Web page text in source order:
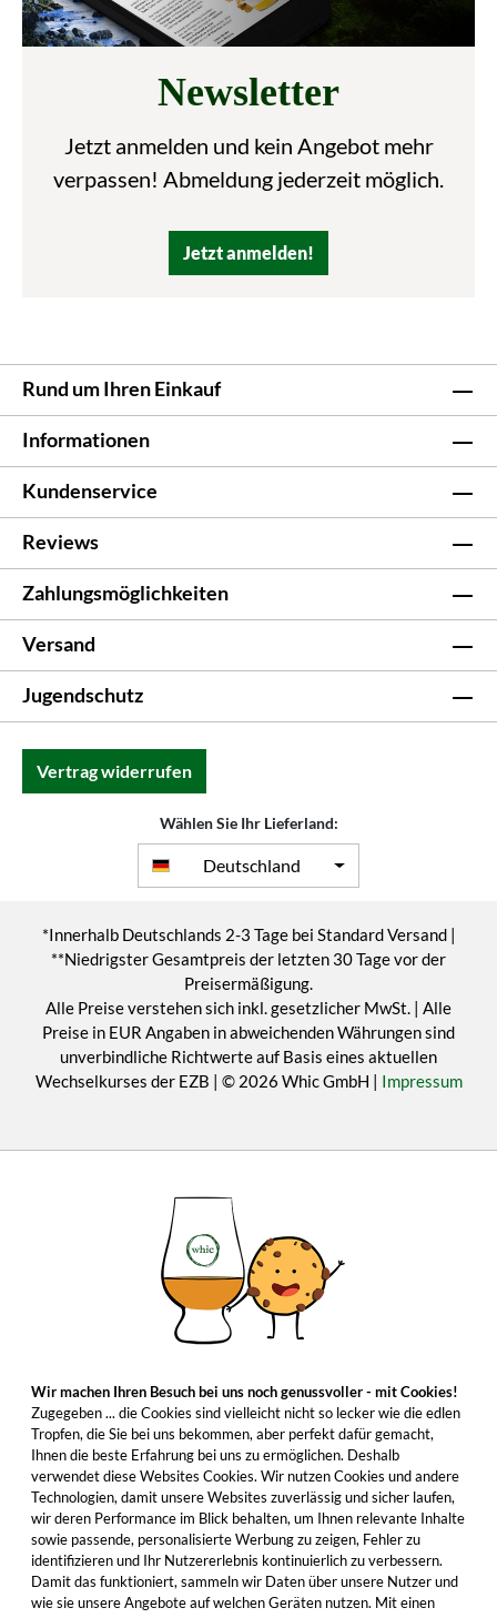
Newsletter
Jetzt anmelden und kein Angebot mehr
verpassen! Abmeldung jederzeit möglich.
Jetzt anmelden!
Rund um Ihren Einkauf
Informationen
Kundenservice
Reviews
Zahlungsmöglichkeiten
Versand
Jugendschutz
Vertrag widerrufen
Wählen Sie Ihr Lieferland:
Deutschland
*Innerhalb Deutschlands 2-3 Tage bei Standard Versand |
**Niedrigster Gesamtpreis der letzten 30 Tage vor der
Preisermäßigung.
Alle Preise verstehen sich inkl. gesetzlicher MwSt. | Alle
Preise in EUR Angaben in abweichenden Währungen sind
unverbindliche Richtwerte auf Basis eines aktuellen
Wechselkurses der EZB | © 2026 Whic GmbH | Impressum
Wir machen Ihren Besuch bei uns noch genussvoller - mit Cookies!
Zugegeben ... die Cookies sind vielleicht nicht so lecker wie die edlen
Tropfen, die Sie bei uns bekommen, aber perfekt dafür gemacht,
Ihnen die beste Erfahrung bei uns zu ermöglichen. Deshalb
verwendet diese Websites Cookies. Wir nutzen Cookies und andere
Technologien, damit unsere Websites zuverlässig und sicher laufen,
wir deren Performance im Blick behalten, um Ihnen relevante Inhalte
sowie passende, personalisierte Werbung zu zeigen, Fehler zu
identifizieren und Ihr Nutzererlebnis kontinuierlich zu verbessern.
Damit das funktioniert, sammeln wir Daten über unsere Nutzer und
wie sie unsere Angebote auf welchen Geräten nutzen. Mit einen